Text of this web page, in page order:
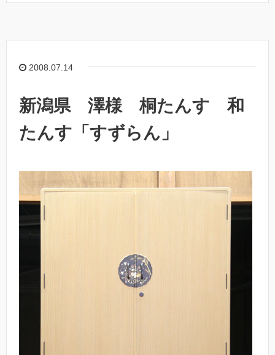
2008.07.14
新潟県 澤様 桐たんす 和
たんす「すずらん」